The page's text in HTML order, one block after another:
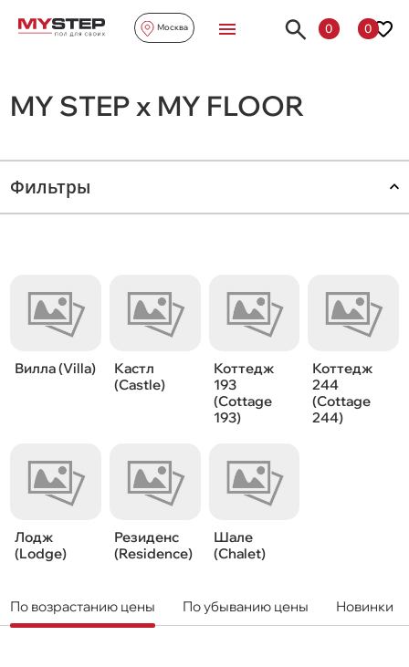
Москва 0 0
MY STEP х MY FLOOR
Фильтры
Вилла (Villa)
Кастл
(Castle)
Коттедж
193
(Cottage
193)
Коттедж
244
(Cottage
244)
Лодж
(Lodge)
Резиденс
(Residence)
Шале
(Chalet)
По возрастанию цены По убыванию цены Новинки